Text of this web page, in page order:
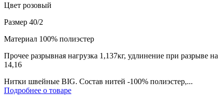
Цвет розовый
Размер 40/2
Материал 100% полиэстер
Прочее разрывная нагрузка 1,137кг, удлинение при разрыве на
14,16
Нитки швейные BIG. Состав нитей -100% полиэстер,...
Подробнее о товаре